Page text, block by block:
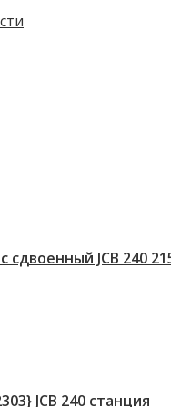
сдвоенный JCB 240
JCB 240 станция